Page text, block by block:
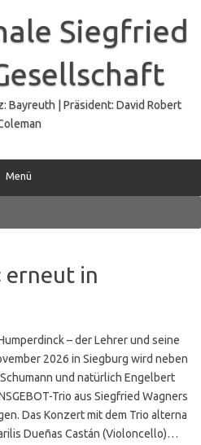
Siegfried
Bayreuth | Präsident: David Robert
Menü
erneut in
– der Lehrer und seine
2026 in Siegburg wird neben
und natürlich Engelbert
Trio aus Siegfried Wagners
Das Konzert mit dem Trio alterna
Dueñas Castán (Violoncello)…